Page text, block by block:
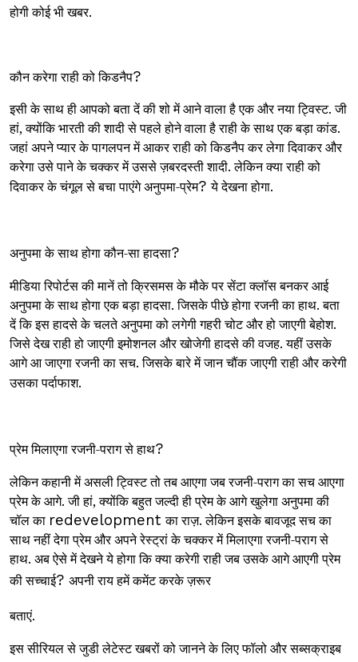
होगी कोई भी खबर.
कौन करेगा राही को किडनैप?
इसी के साथ ही आपको बता दें की शो में आने वाला है एक और नया ट्विस्ट. जी
हां, क्योंकि भारती की शादी से पहले होने वाला है राही के साथ एक बड़ा कांड.
जहां अपने प्यार के पागलपन में आकर राही को किडनैप कर लेगा दिवाकर और
करेगा उसे पाने के चक्कर में उससे ज़बरदस्ती शादी. लेकिन क्या राही को
दिवाकर के चंगूल से बचा पाएंगे अनुपमा-प्रेम?ये देखना होगा.
अनुपमा के साथ होगा कौन-सा हादसा?
मीडिया रिपोर्टस की मानें तो क्रिसमस के मौके पर सेंटा क्लॉस बनकर आई
अनुपमा के साथ होगा एक बड़ा हादसा. जिसके पीछे होगा रजनी का हाथ. बता
दें कि इस हादसे के चलते अनुपमा को लगेगी गहरी चोट और हो जाएगी बेहोश.
जिसे देख राही हो जाएगी इमोशनल और खोजेगी हादसे की वजह. यहीं उसके
आगे आ जाएगा रजनी का सच. जिसके बारे में जान चौंक जाएगी राही और करेगी
उसका पर्दाफाश.
प्रेम मिलाएगा रजनी-पराग से हाथ?
लेकिन कहानी में असली ट्विस्ट तो तब आएगा जब रजनी-पराग का सच आएगा
प्रेम के आगे. जी हां, क्योंकि बहुत जल्दी ही प्रेम के आगे खुलेगा अनुपमा की
चॉल का redevelopmentका राज़. लेकिन इसके बावजूद सच का
साथ नहीं देगा प्रेम और अपने रेस्ट्रां के चक्कर में मिलाएगा रजनी-पराग से
हाथ. अब ऐसे में देखने ये होगा कि क्या करेगी राही जब उसके आगे आएगी प्रेम
की सच्चाई? अपनी राय हमें कमेंट करके ज़रूर
बताएं.
इस सीरियल से जुडी लेटेस्ट खबरों को जानने के लिए फॉलो और सब्सक्राइब